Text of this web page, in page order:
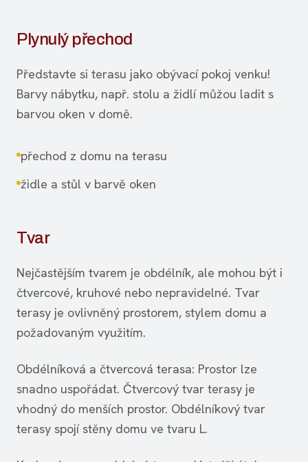
Plynulý přechod
Představte si terasu jako obývací pokoj venku!
Barvy nábytku, např. stolu a židlí můžou ladit s
barvou oken v domě.
přechod z domu na terasu
židle a stůl v barvě oken
Tvar
Nejčastějším tvarem je obdélník, ale mohou být i
čtvercové, kruhové nebo nepravidelné. Tvar
terasy je ovlivněný prostorem, stylem domu a
požadovaným využitím.
Obdélníková a čtvercová terasa: Prostor lze
snadno uspořádat. Čtvercový tvar terasy je
vhodný do menších prostor. Obdélníkový tvar
terasy spojí stěny domu ve tvaru L.